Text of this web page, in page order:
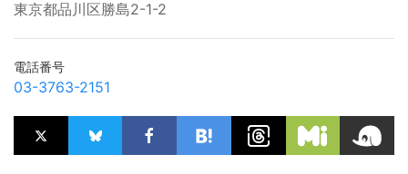
東京都品川区勝島2-1-2
電話番号
03-3763-2151